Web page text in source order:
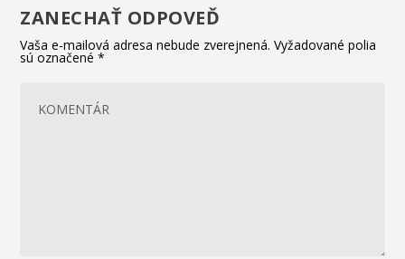
ZANECHAŤ ODPOVEĎ
Vaša e-mailová adresa nebude zverejnená. Vyžadované polia
sú označené*